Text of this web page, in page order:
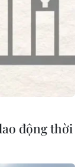
động thời